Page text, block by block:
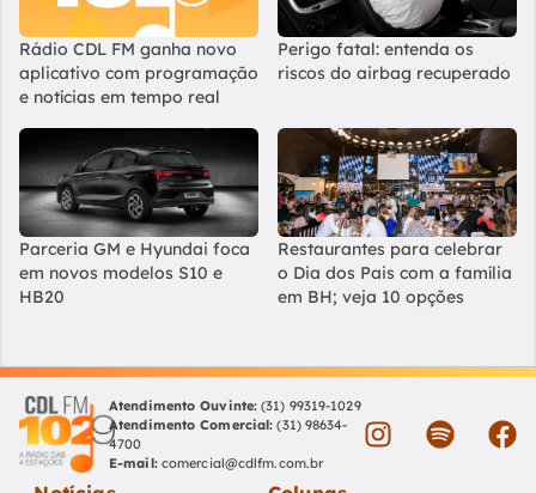
Rádio CDL FM ganha novo
aplicativo com programação
e notícias em tempo real
Perigo fatal: entenda os
riscos do airbag recuperado
Parceria GM e Hyundai foca
em novos modelos S10 e
HB20
Restaurantes para celebrar
o Dia dos Pais com a família
em BH; veja 10 opções
Atendimento Ouvinte: (31) 99319-1029
Atendimento Comercial: (31) 98634-
4700
E-mail: comercial@cdlfm.com.br